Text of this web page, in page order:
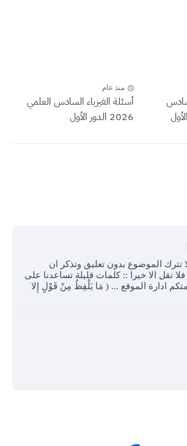
منذ عام
أسئلة الفيزياء السادس العلمي
2026 الدور الأول
تترك الموضوع بدون تعليق وتذكر ان
تقل الا خيرا :: كلمات قليلة تساعدنا على
ادارة الموقع ... ( مَا يَلْفِظُ مِنْ قَوْلٍ إِلا